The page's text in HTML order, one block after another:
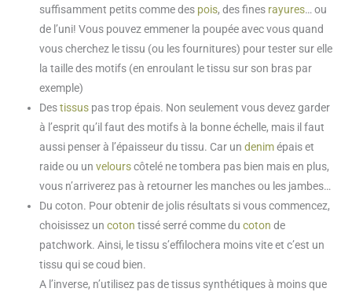
suffisamment petits comme des pois, des fines rayures… ou
de l’uni! Vous pouvez emmener la poupée avec vous quand
vous cherchez le tissu (ou les fournitures) pour tester sur elle
la taille des motifs (en enroulant le tissu sur son bras par
exemple)
Destissus pas trop épais. Non seulement vous devez garder
à l’esprit qu’il faut des motifs à la bonne échelle, mais il faut
aussi penser à l’épaisseur du tissu. Car un denimépais et
raide ou un velourscôtelé ne tombera pas bien mais en plus,
vous n’arriverez pas à retourner les manches ou les jambes…
Du coton. Pour obtenir de jolis résultats si vous commencez,
choisissez un coton tissé serré comme du coton de
patchwork. Ainsi, le tissu s’effilochera moins vite et c’est un
tissu qui se coud bien.
A l’inverse, n’utilisez pas de tissus synthétiques à moins que